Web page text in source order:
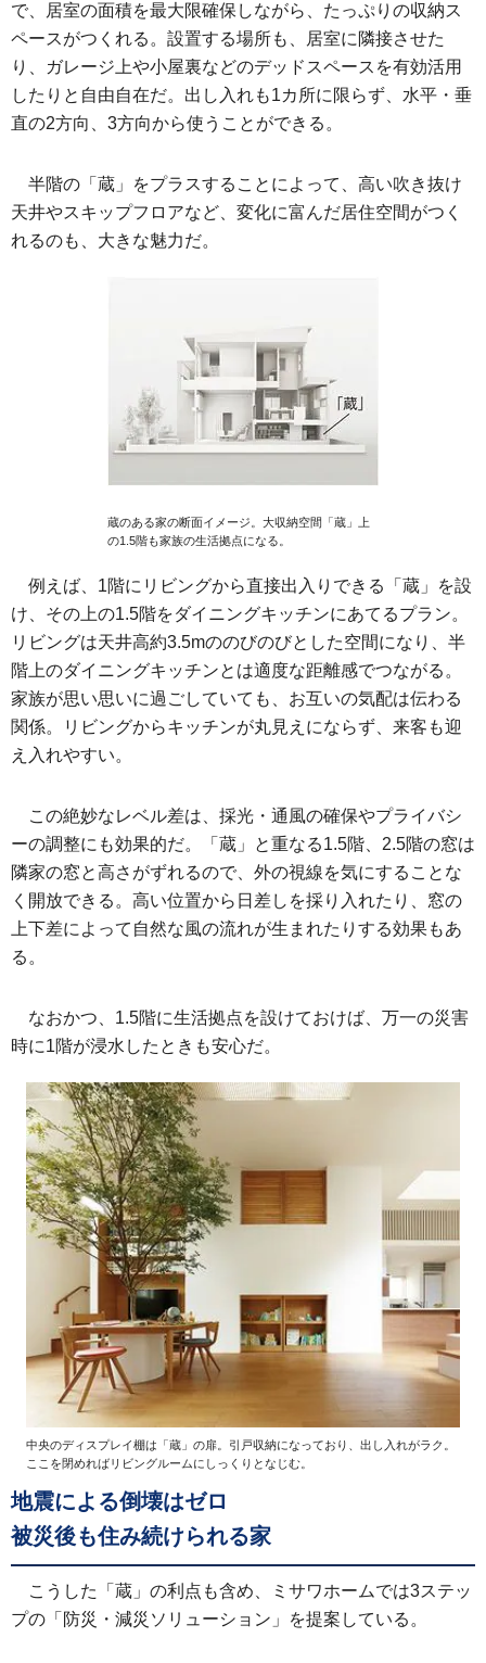
で、居室の面積を最大限確保しながら、たっぷりの収納ス
ペースがつくれる。設置する場所も、居室に隣接させた
り、ガレージ上や小屋裏などのデッドスペースを有効活用
したりと自由自在だ。出し入れも1カ所に限らず、水平・垂
直の2方向、3方向から使うことができる。
半階の「蔵」をプラスすることによって、高い吹き抜け
天井やスキップフロアなど、変化に富んだ居住空間がつく
れるのも、大きな魅力だ。
蔵のある家の断面イメージ。大収納空間「蔵」上
の1.5階も家族の生活拠点になる。
例えば、1階にリビングから直接出入りできる「蔵」を設
け、その上の1.5階をダイニングキッチンにあてるプラン。
リビングは天井高約3.5mののびのびとした空間になり、半
階上のダイニングキッチンとは適度な距離感でつながる。
家族が思い思いに過ごしていても、お互いの気配は伝わる
関係。リビングからキッチンが丸見えにならず、来客も迎
え入れやすい。
この絶妙なレベル差は、採光・通風の確保やプライバシ
ーの調整にも効果的だ。「蔵」と重なる1.5階、2.5階の窓は
隣家の窓と高さがずれるので、外の視線を気にすることな
く開放できる。高い位置から日差しを採り入れたり、窓の
上下差によって自然な風の流れが生まれたりする効果もあ
る。
なおかつ、1.5階に生活拠点を設けておけば、万一の災害
時に1階が浸水したときも安心だ。
中央のディスプレイ棚は「蔵」の扉。引戸収納になっており、出し入れがラク。
ここを閉めればリビングルームにしっくりとなじむ。
地震による倒壊はゼロ
被災後も住み続けられる家
こうした「蔵」の利点も含め、ミサワホームでは3ステッ
プの「防災・減災ソリューション」を提案している。